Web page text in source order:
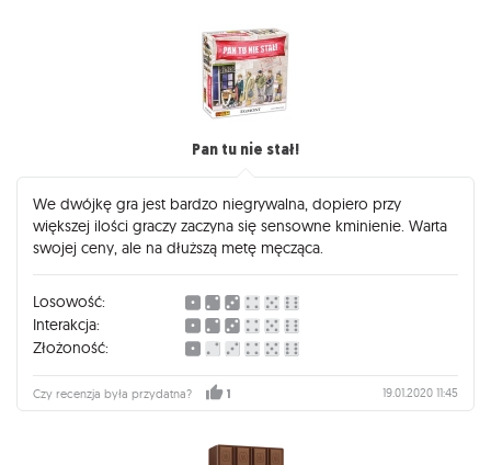
Pan tu nie stał!
We dwójkę gra jest bardzo niegrywalna, dopiero przy
większej ilości graczy zaczyna się sensowne kminienie. Warta
swojej ceny, ale na dłuższą metę męcząca.
Losowość:
Interakcja:
Złożoność:
Czy recenzja była przydatna? 1 19.01.2020 11:45